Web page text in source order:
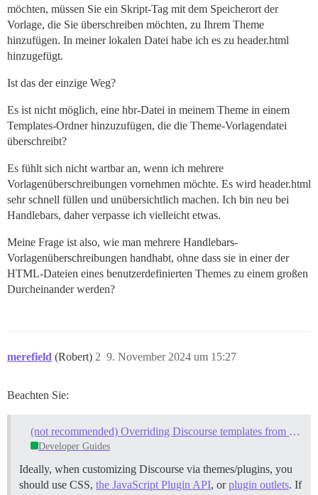
möchten, müssen Sie ein Skript-Tag mit dem Speicherort der
Vorlage, die Sie überschreiben möchten, zu Ihrem Theme
hinzufügen. In meiner lokalen Datei habe ich es zu header.html
hinzugefügt.
Ist das der einzige Weg?
Es ist nicht möglich, eine hbr-Datei in meinem Theme in einem
Templates-Ordner hinzuzufügen, die die Theme-Vorlagendatei
überschreibt?
Es fühlt sich nicht wartbar an, wenn ich mehrere
Vorlagenüberschreibungen vornehmen möchte. Es wird header.html
sehr schnell füllen und unübersichtlich machen. Ich bin neu bei
Handlebars, daher verpasse ich vielleicht etwas.
Meine Frage ist also, wie man mehrere Handlebars-
Vorlagenüberschreibungen handhabt, ohne dass sie in einer der
HTML-Dateien eines benutzerdefinierten Themes zu einem großen
Durcheinander werden?
merefield (Robert) 9. November 2024 um 15:27
2
Beachten Sie:
(not recommended) Overriding Discourse templates from a Theme or Plugin
Developer Guides
Ideally, when customizing Discourse via themes/plugins, you
should use CSS, the JavaScript Plugin API, orplugin outlets. If